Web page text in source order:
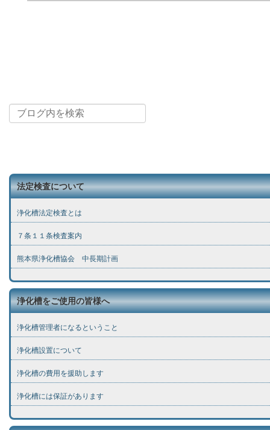
法定検査について
浄化槽法定検査とは
７条１１条検査案内
熊本県浄化槽協会 中長期計画
浄化槽をご使用の皆様へ
浄化槽管理者になるということ
浄化槽設置について
浄化槽の費用を援助します
浄化槽には保証があります